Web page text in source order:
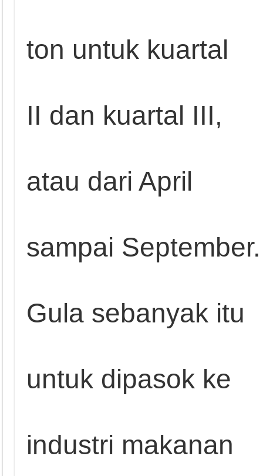
ton untuk kuartal
II dan kuartal III,
atau dari April
sampai September.
Gula sebanyak itu
untuk dipasok ke
industri makanan